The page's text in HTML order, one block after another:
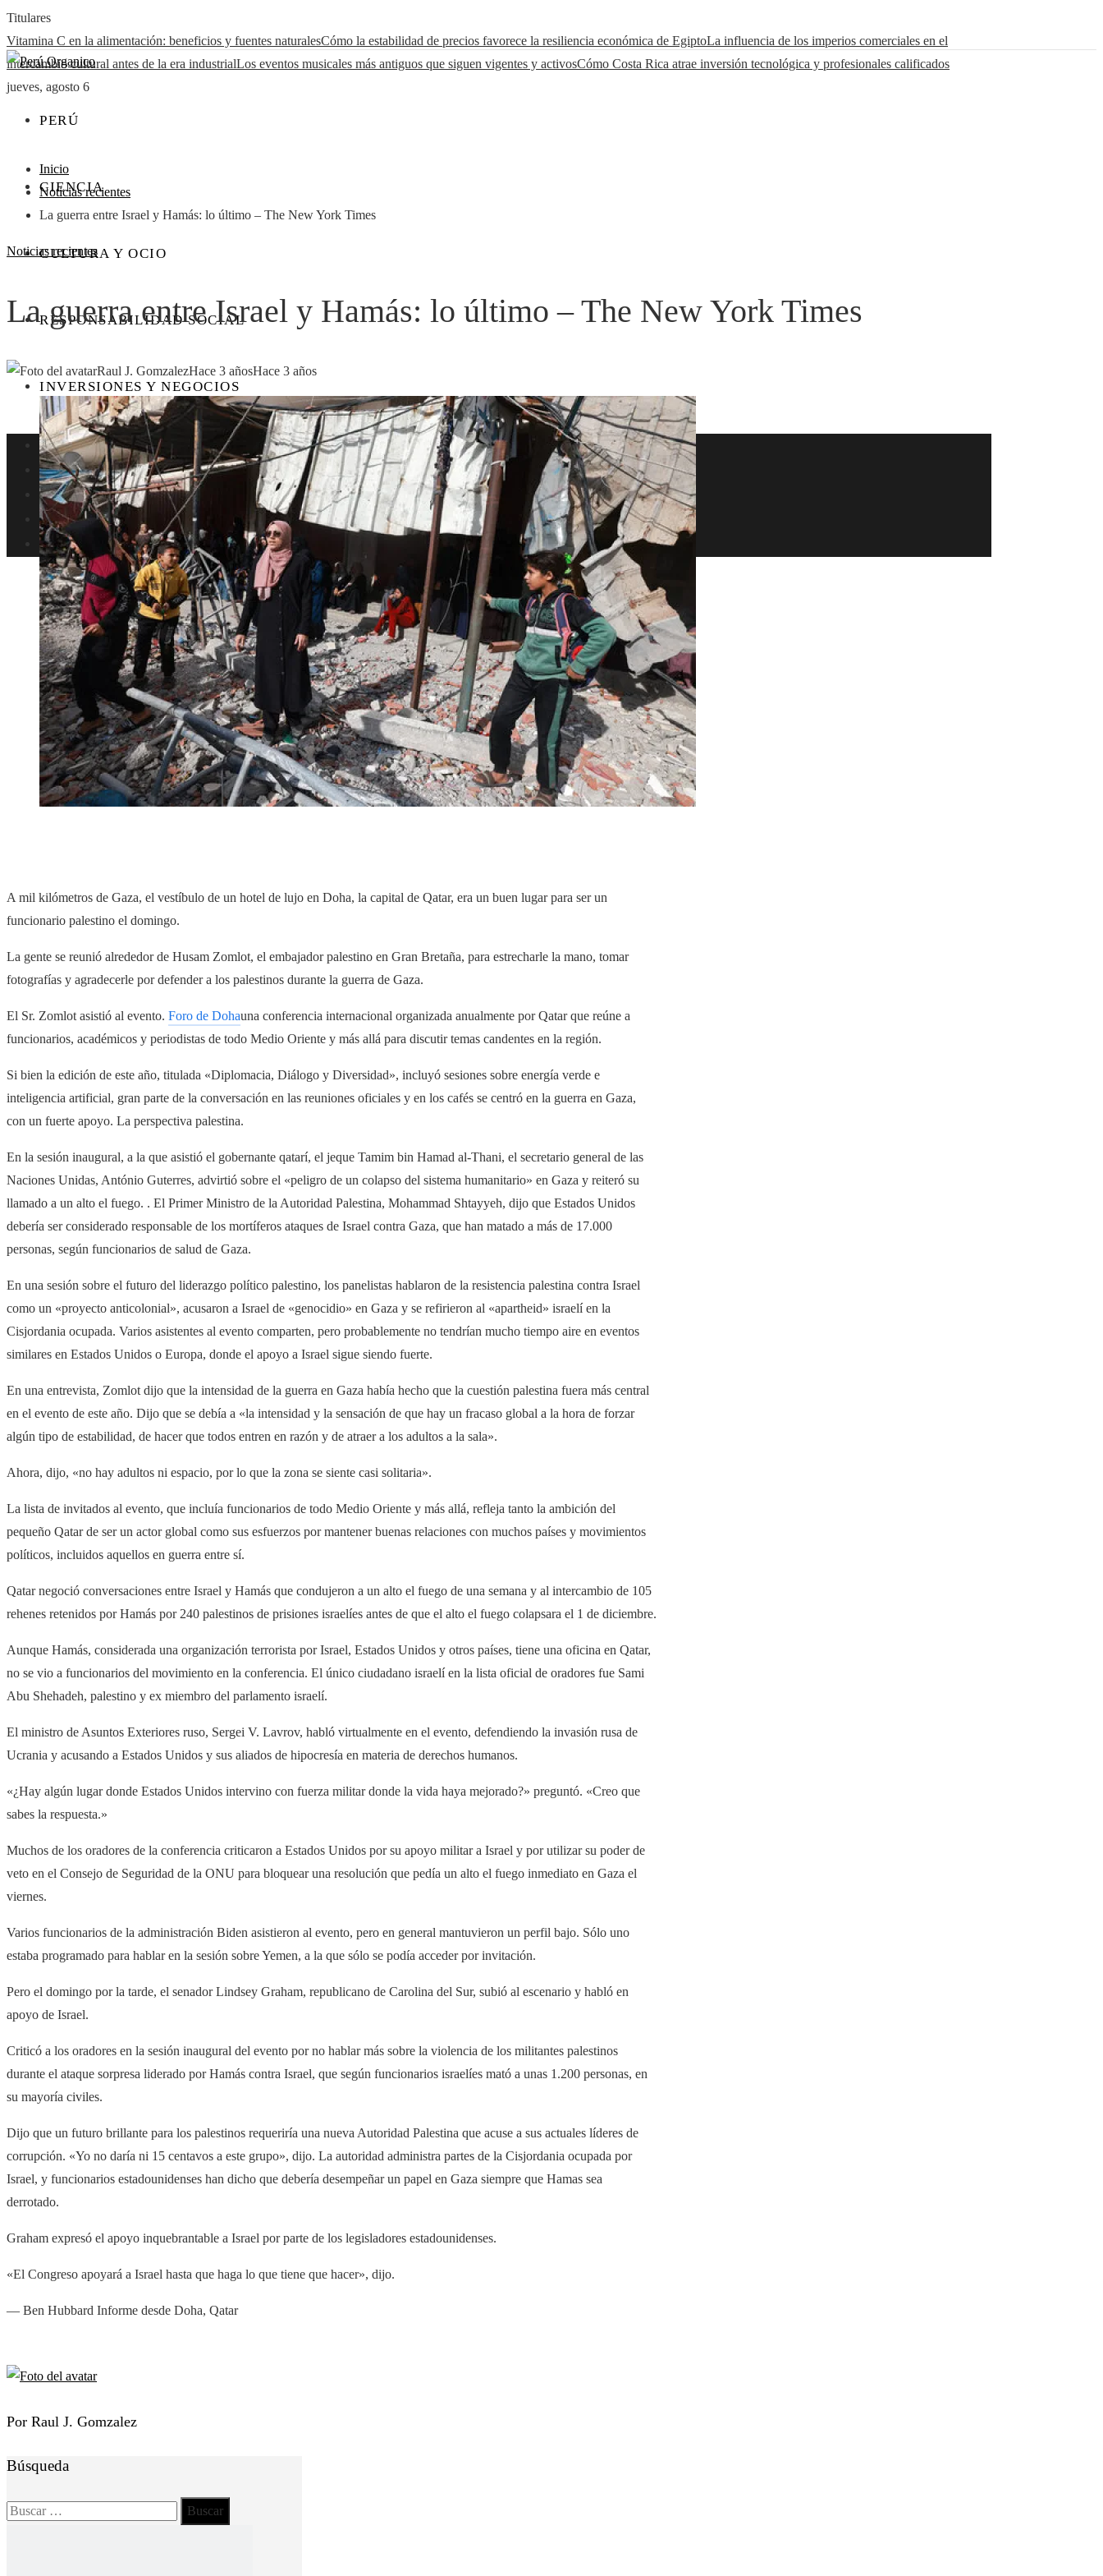
Titulares
Vitamina C en la alimentación: beneficios y fuentes naturalesCómo la estabilidad de precios favorece la resiliencia económica de EgiptoLa influencia de los imperios comerciales en el
intercambio cultural antes de la era industrialLos eventos musicales más antiguos que siguen vigentes y activosCómo Costa Rica atrae inversión tecnológica y profesionales calificados
jueves, agosto 6
PERÚ
CIENCIA
CULTURA Y OCIO
RESPONSABILIDAD SOCIAL
INVERSIONES Y NEGOCIOS
Perú
Ciencia
Cultura y ocio
Responsabilidad social
Inversiones y negocios
Inicio
Noticias recientes
La guerra entre Israel y Hamás: lo último – The New York Times
Noticias recientes
La guerra entre Israel y Hamás: lo último – The New York Times
Raul J. GomzalezHace 3 añosHace 3 años
A mil kilómetros de Gaza, el vestíbulo de un hotel de lujo en Doha, la capital de Qatar, era un buen lugar para ser un
funcionario palestino el domingo.
La gente se reunió alrededor de Husam Zomlot, el embajador palestino en Gran Bretaña, para estrecharle la mano, tomar
fotografías y agradecerle por defender a los palestinos durante la guerra de Gaza.
El Sr. Zomlot asistió al evento. Foro de Dohauna conferencia internacional organizada anualmente por Qatar que reúne a
funcionarios, académicos y periodistas de todo Medio Oriente y más allá para discutir temas candentes en la región.
Si bien la edición de este año, titulada «Diplomacia, Diálogo y Diversidad», incluyó sesiones sobre energía verde e
inteligencia artificial, gran parte de la conversación en las reuniones oficiales y en los cafés se centró en la guerra en Gaza,
con un fuerte apoyo. La perspectiva palestina.
En la sesión inaugural, a la que asistió el gobernante qatarí, el jeque Tamim bin Hamad al-Thani, el secretario general de las
Naciones Unidas, António Guterres, advirtió sobre el «peligro de un colapso del sistema humanitario» en Gaza y reiteró su
llamado a un alto el fuego. . El Primer Ministro de la Autoridad Palestina, Mohammad Shtayyeh, dijo que Estados Unidos
debería ser considerado responsable de los mortíferos ataques de Israel contra Gaza, que han matado a más de 17.000
personas, según funcionarios de salud de Gaza.
En una sesión sobre el futuro del liderazgo político palestino, los panelistas hablaron de la resistencia palestina contra Israel
como un «proyecto anticolonial», acusaron a Israel de «genocidio» en Gaza y se refirieron al «apartheid» israelí en la
Cisjordania ocupada. Varios asistentes al evento comparten, pero probablemente no tendrían mucho tiempo aire en eventos
similares en Estados Unidos o Europa, donde el apoyo a Israel sigue siendo fuerte.
En una entrevista, Zomlot dijo que la intensidad de la guerra en Gaza había hecho que la cuestión palestina fuera más central
en el evento de este año. Dijo que se debía a «la intensidad y la sensación de que hay un fracaso global a la hora de forzar
algún tipo de estabilidad, de hacer que todos entren en razón y de atraer a los adultos a la sala».
Ahora, dijo, «no hay adultos ni espacio, por lo que la zona se siente casi solitaria».
La lista de invitados al evento, que incluía funcionarios de todo Medio Oriente y más allá, refleja tanto la ambición del
pequeño Qatar de ser un actor global como sus esfuerzos por mantener buenas relaciones con muchos países y movimientos
políticos, incluidos aquellos en guerra entre sí.
Qatar negoció conversaciones entre Israel y Hamás que condujeron a un alto el fuego de una semana y al intercambio de 105
rehenes retenidos por Hamás por 240 palestinos de prisiones israelíes antes de que el alto el fuego colapsara el 1 de diciembre.
Aunque Hamás, considerada una organización terrorista por Israel, Estados Unidos y otros países, tiene una oficina en Qatar,
no se vio a funcionarios del movimiento en la conferencia. El único ciudadano israelí en la lista oficial de oradores fue Sami
Abu Shehadeh, palestino y ex miembro del parlamento israelí.
El ministro de Asuntos Exteriores ruso, Sergei V. Lavrov, habló virtualmente en el evento, defendiendo la invasión rusa de
Ucrania y acusando a Estados Unidos y sus aliados de hipocresía en materia de derechos humanos.
«¿Hay algún lugar donde Estados Unidos intervino con fuerza militar donde la vida haya mejorado?» preguntó. «Creo que
sabes la respuesta.»
Muchos de los oradores de la conferencia criticaron a Estados Unidos por su apoyo militar a Israel y por utilizar su poder de
veto en el Consejo de Seguridad de la ONU para bloquear una resolución que pedía un alto el fuego inmediato en Gaza el
viernes.
Varios funcionarios de la administración Biden asistieron al evento, pero en general mantuvieron un perfil bajo. Sólo uno
estaba programado para hablar en la sesión sobre Yemen, a la que sólo se podía acceder por invitación.
Pero el domingo por la tarde, el senador Lindsey Graham, republicano de Carolina del Sur, subió al escenario y habló en
apoyo de Israel.
Criticó a los oradores en la sesión inaugural del evento por no hablar más sobre la violencia de los militantes palestinos
durante el ataque sorpresa liderado por Hamás contra Israel, que según funcionarios israelíes mató a unas 1.200 personas, en
su mayoría civiles.
Dijo que un futuro brillante para los palestinos requeriría una nueva Autoridad Palestina que acuse a sus actuales líderes de
corrupción. «Yo no daría ni 15 centavos a este grupo», dijo. La autoridad administra partes de la Cisjordania ocupada por
Israel, y funcionarios estadounidenses han dicho que debería desempeñar un papel en Gaza siempre que Hamas sea
derrotado.
Graham expresó el apoyo inquebrantable a Israel por parte de los legisladores estadounidenses.
«El Congreso apoyará a Israel hasta que haga lo que tiene que hacer», dijo.
— Ben Hubbard Informe desde Doha, Qatar
Por Raul J. Gomzalez
Búsqueda
Buscar: